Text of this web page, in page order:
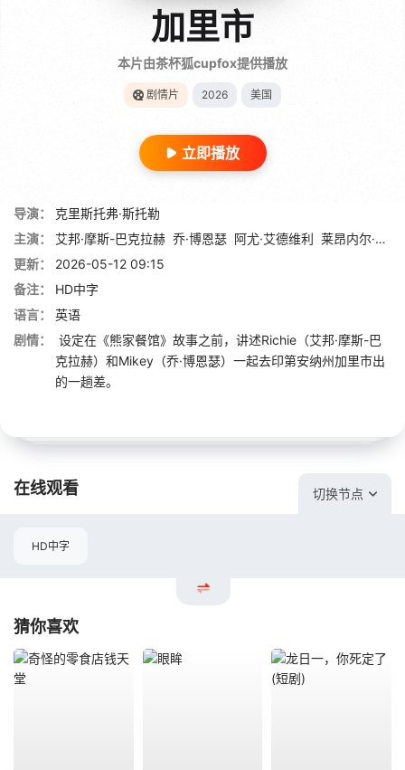
加里市
本片由茶杯狐cupfox提供播放
剧情片 2026 美国
立即播放
导演：
克里斯托弗·斯托勒
主演：
艾邦·摩斯-巴克拉赫 乔·博恩瑟 阿尤·艾德维利 莱昂内尔·博伊斯
更新：
2026-05-12 09:15
备注：
HD中字
语言：
英语
剧情：
设定在《熊家餐馆》故事之前，讲述Richie（艾邦·摩斯-巴
克拉赫）和Mikey（乔·博恩瑟）一起去印第安纳州加里市出
的一趟差。
在线观看 切换节点
HD中字
猜你喜欢